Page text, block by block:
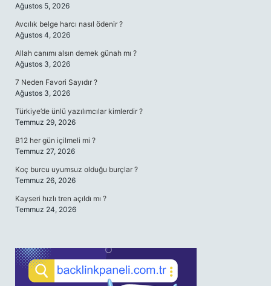
Ağustos 5, 2026
Avcılık belge harcı nasıl ödenir ?
Ağustos 4, 2026
Allah canımı alsın demek günah mı ?
Ağustos 3, 2026
7 Neden Favori Sayıdır ?
Ağustos 3, 2026
Türkiye’de ünlü yazılımcılar kimlerdir ?
Temmuz 29, 2026
B12 her gün içilmeli mi ?
Temmuz 27, 2026
Koç burcu uyumsuz olduğu burçlar ?
Temmuz 26, 2026
Kayseri hızlı tren açıldı mı ?
Temmuz 24, 2026